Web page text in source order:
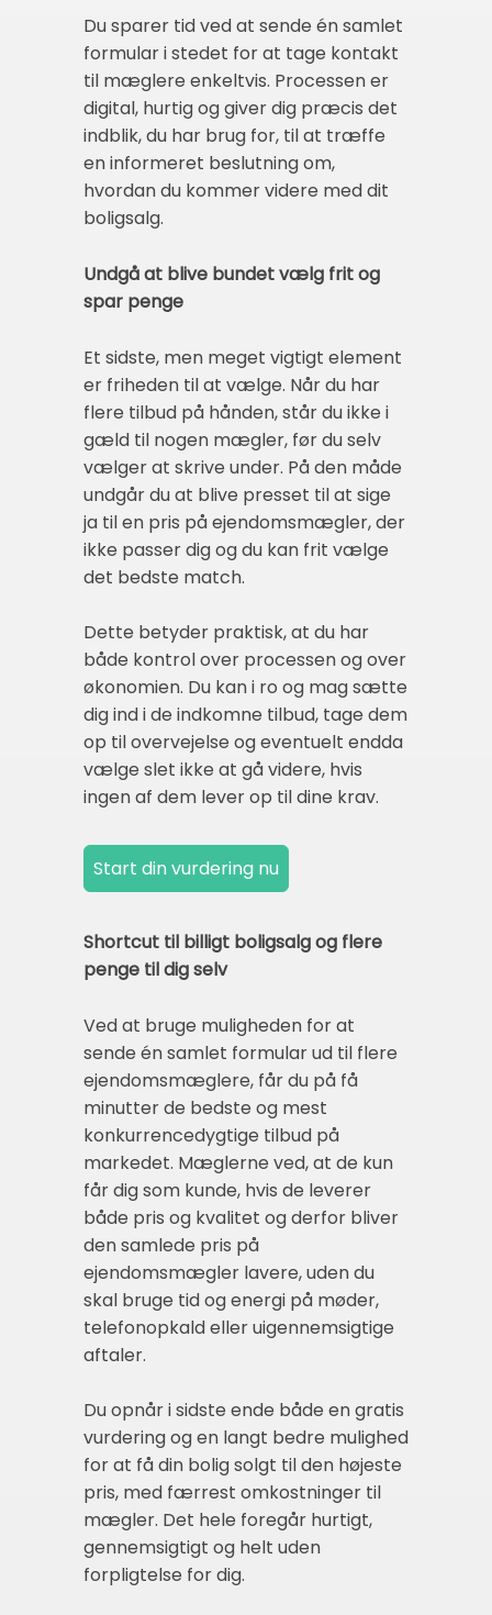
Du sparer tid ved at sende én samlet
formular i stedet for at tage kontakt
til mæglere enkeltvis. Processen er
digital, hurtig og giver dig præcis det
indblik, du har brug for, til at træffe
en informeret beslutning om,
hvordan du kommer videre med dit
boligsalg.
Undgå at blive bundet vælg frit og
spar penge
Et sidste, men meget vigtigt element
er friheden til at vælge. Når du har
flere tilbud på hånden, står du ikke i
gæld til nogen mægler, før du selv
vælger at skrive under. På den måde
undgår du at blive presset til at sige
ja til en pris på ejendomsmægler, der
ikke passer dig og du kan frit vælge
det bedste match.
Dette betyder praktisk, at du har
både kontrol over processen og over
økonomien. Du kan i ro og mag sætte
dig ind i de indkomne tilbud, tage dem
op til overvejelse og eventuelt endda
vælge slet ikke at gå videre, hvis
ingen af dem lever op til dine krav.
Shortcut til billigt boligsalg og flere
penge til dig selv
Ved at bruge muligheden for at
sende én samlet formular ud til flere
ejendomsmæglere, får du på få
minutter de bedste og mest
konkurrencedygtige tilbud på
markedet. Mæglerne ved, at de kun
får dig som kunde, hvis de leverer
både pris og kvalitet og derfor bliver
den samlede pris på
ejendomsmægler lavere, uden du
skal bruge tid og energi på møder,
telefonopkald eller uigennemsigtige
aftaler.
Du opnår i sidste ende både en gratis
vurdering og en langt bedre mulighed
for at få din bolig solgt til den højeste
pris, med færrest omkostninger til
mægler. Det hele foregår hurtigt,
gennemsigtigt og helt uden
forpligtelse for dig.